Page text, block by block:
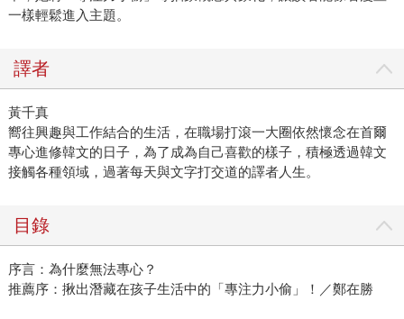
一樣輕鬆進入主題。
譯者
黃千真
嚮往興趣與工作結合的生活，在職場打滾一大圈依然懷念在首爾
專心進修韓文的日子，為了成為自己喜歡的樣子，積極透過韓文
接觸各種領域，過著每天與文字打交道的譯者人生。
目錄
序言：為什麼無法專心？
推薦序：揪出潛藏在孩子生活中的「專注力小偷」！／鄭在勝